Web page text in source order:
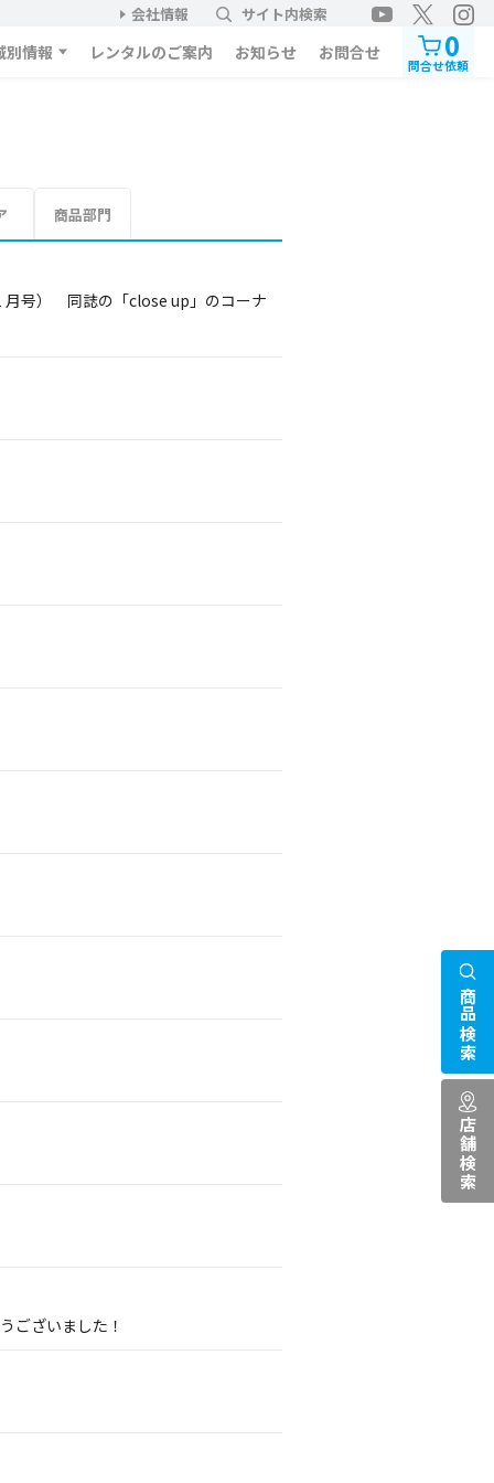
会社情報 サイト内検索
別情報 レンタルのご案内 お知らせ お問合せ 0
問合せ依頼
商品部門
月号） 同誌の「close up」のコーナ
ございました！
商品検索
店舗検索